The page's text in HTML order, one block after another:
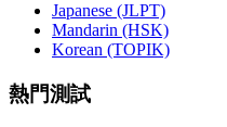
Japanese (JLPT)
Mandarin (HSK)
Korean (TOPIK)
熱門測試